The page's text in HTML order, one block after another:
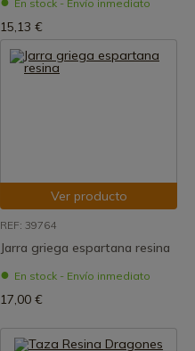
En stock - Envío inmediato
15,13 €
Ver producto
REF: 39764
Jarra griega espartana resina
En stock - Envío inmediato
17,00 €